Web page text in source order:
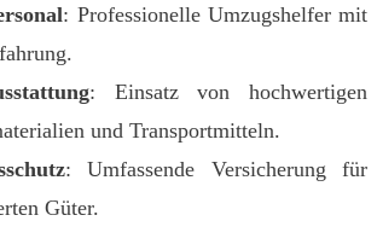
: Professionelle Umzugshelfer mit
: Einsatz von hochwertigen
und Transportmitteln.
: Umfassende Versicherung für
Güter.